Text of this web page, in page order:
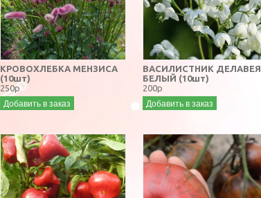
КРОВОХЛЕБКА МЕНЗИСА
(10шт)
250р
Добавить в заказ
ВАСИЛИСТНИК ДЕЛАВЕЯ
БЕЛЫЙ (10шт)
200р
Добавить в заказ